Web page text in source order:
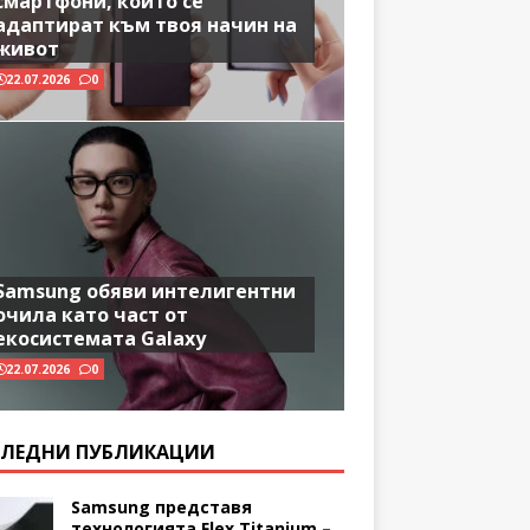
към твоя начин на
22.07.2026 0
обяви интелигентни
като част от
Galaxy
22.07.2026 0
ПУБЛИКАЦИИ
Samsung представя